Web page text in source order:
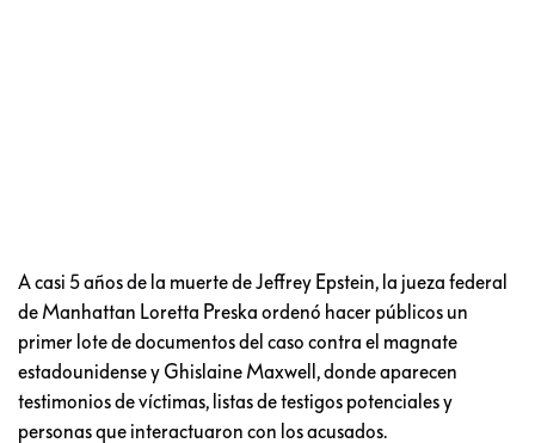
A casi 5 años de la muerte de Jeffrey Epstein, la jueza federal
de Manhattan Loretta Preska ordenó hacer públicos un
primer lote de documentos del caso contra el magnate
estadounidense y Ghislaine Maxwell, donde aparecen
testimonios de víctimas, listas de testigos potenciales y
personas que interactuaron con los acusados.